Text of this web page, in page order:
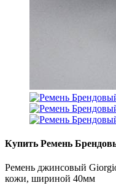
Купить Ремень
Ремень джинсовый
кожи, шириной 40мм